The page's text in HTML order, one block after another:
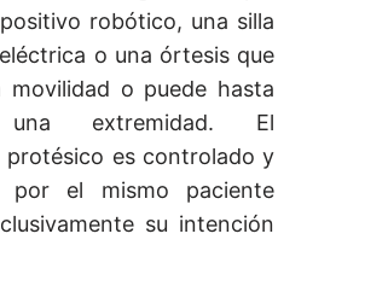
robótico, una silla
o una órtesis que
movilidad o puede hasta
una extremidad. El
protésico es controlado y
por el mismo paciente
su intención